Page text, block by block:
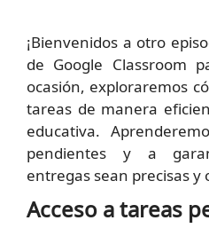
¡Bienvenidos a otro
de Google Classroom
ocasión, exploraremos
tareas de manera
educativa.
pendientes y a
entregas sean precisas y
Acceso a tareas